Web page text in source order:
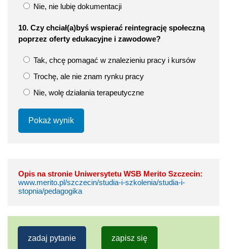
Nie, nie lubię dokumentacji
10. Czy chciał(a)byś wspierać reintegrację społeczną
poprzez oferty edukacyjne i zawodowe?
Tak, chcę pomagać w znalezieniu pracy i kursów
Trochę, ale nie znam rynku pracy
Nie, wolę działania terapeutyczne
Pokaż wynik
Opis na stronie Uniwersytetu WSB Merito Szczecin:
www.merito.pl/szczecin/studia-i-szkolenia/studia-i-
stopnia/pedagogika
zadaj pytanie zapisz się